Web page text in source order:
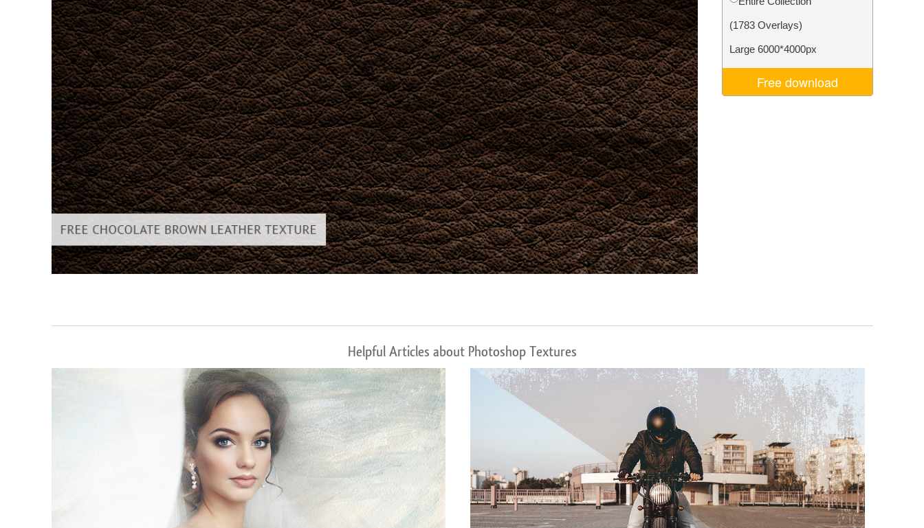
Uređivanje fotografija proizvoda Uređivanje fotografija nakita Podaci za obuku AI Video Editing Services
(1783 Overlays)
Large 6000*4000px
Free download
Helpful Articles about Photoshop Textures